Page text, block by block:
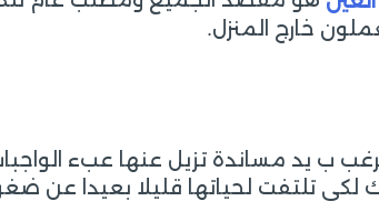
خارج المنزل.
ب يد مساندة تزيل عنها عبء
لكي تلتفت لحياتها قليلا بعيدا عن